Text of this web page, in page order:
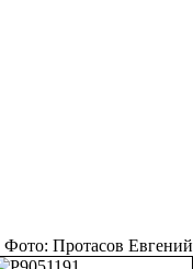
Фото: Протасов Евгений